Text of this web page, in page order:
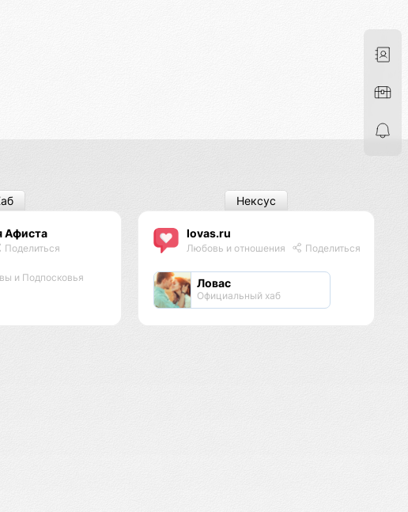
Афиста
Поделиться
и Подпосковья
lovas.ru
Любовь и отношения Поделиться
Ловас
Официальный хаб
Нексус